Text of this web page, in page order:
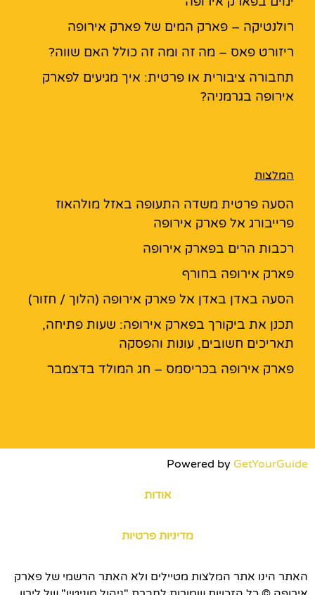
רולנטיקה – פארק המים של פארק אירופה
ריזורט פאס – מה זה ומה זה כולל האם שווה?
תחבורה ציבורית או פרטית: איך מגיעים לפארק
אירופה בגרמניה?
המלצות
הסעה פרטית משדה התעופה באזל מולהאוז
פרייבורג אל פארק אירופה
רכבות הרים בפארק אירופה
פארק אירופה בחורף
הסעה באדן באדן אל פארק אירופה (הלוך / חזור)
תכנן את ביקורך בפארק אירופה: שעות פתיחה,
תאריכים חשובים, עונות והפסקה
פארק אירופה בכריסמס – חג המולד בדצמבר
Powered by GetYourGuide
אודות
מדיניות פרטיות
האתר הינו אתר המלצות מטיילים ולא האתר הרשמי של פארק